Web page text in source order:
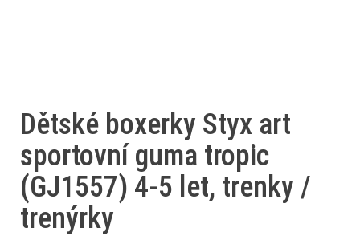
Dětské boxerky Styx art
sportovní guma tropic
(GJ1557) 4-5 let, trenky /
trenýrky